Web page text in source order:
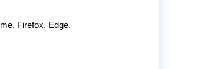
Firefox, Edge.